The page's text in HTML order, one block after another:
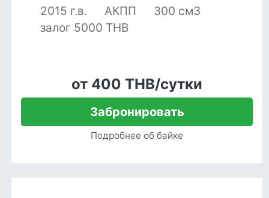
2015 г.в. АКПП
300 см3
залог 5000 THB
от 400 THB/сутки
Забронировать
Подробнее об байке